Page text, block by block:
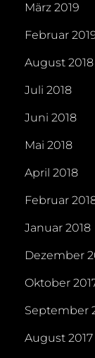
März 2019
Februar
August 2018
Juli 2018
Juni 2018
Mai 2018
April 2018
Februar
Januar 2018
Dezember
Oktober
September
August 2017